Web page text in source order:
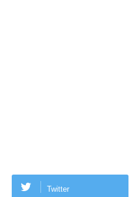
Twitter